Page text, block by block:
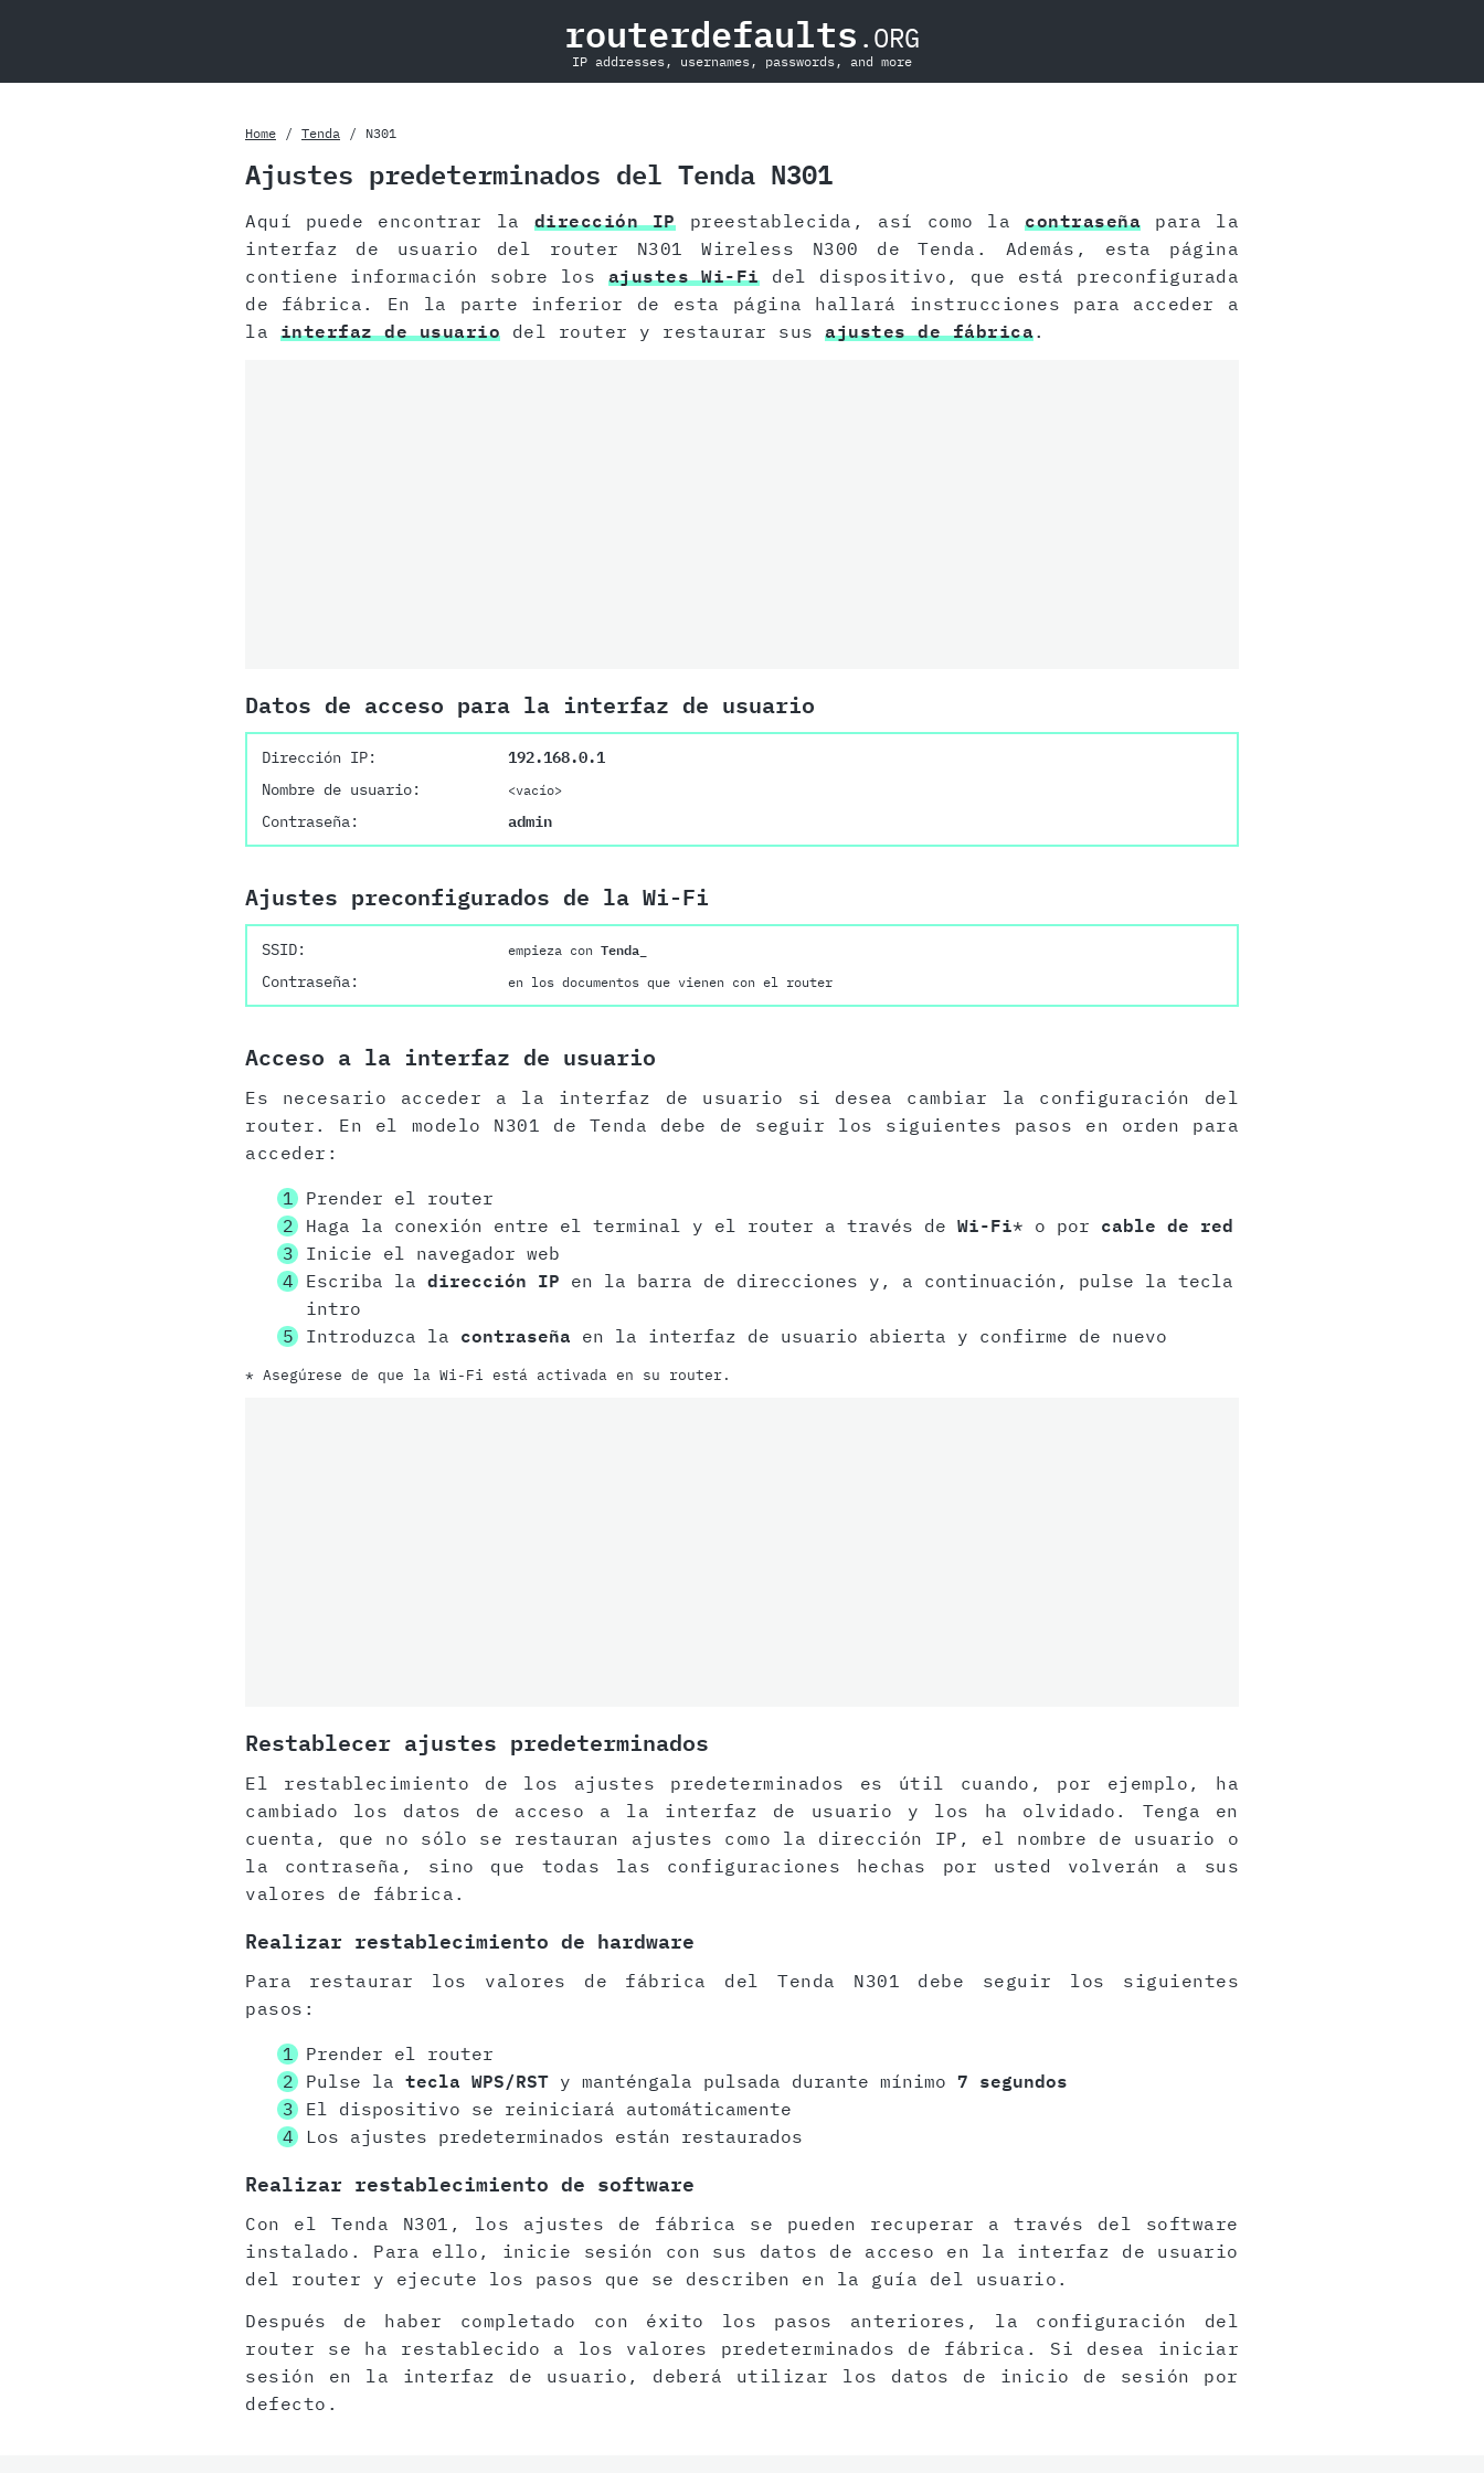
routerdefaults .ORG
IP addresses, usernames, passwords, and more
Home Tenda N301
Ajustes predeterminados del Tenda N301
Aquí puede encontrar la dirección IPpreestablecida, así como lacontraseña para la
interfaz de usuario del router N301 Wireless N300 de Tenda. Además, esta página
contiene información sobre los ajustes Wi-Fidel dispositivo, que está preconfigurada
de fábrica. En la parte inferior de esta página hallará instrucciones para acceder a
la interfaz de usuario del router y restaurar sus ajustes de fábrica.
Datos de acceso para la interfaz de usuario
Dirección IP:
192.168.0.1
Nombre de usuario:
<vacío>
Contraseña: admin
Ajustes preconfigurados de la Wi-Fi
SSID: empieza con Tenda_
Contraseña: en los documentos que vienen con el router
Acceso a la interfaz de usuario
Es necesario acceder a la interfaz de usuario si desea cambiar la configuración del
router. En el modelo N301 de Tenda debe de seguir los siguientes pasos en orden para
acceder:
Prender el router
Haga la conexión entre el terminal y el router a través de Wi-Fi* o por cable de red
Inicie el navegador web
Escriba la dirección IP en la barra de direcciones y, a continuación, pulse la tecla
intro
Introduzca la contraseña en la interfaz de usuario abierta y confirme de nuevo
* Asegúrese de que la Wi-Fi está activada en su router.
Restablecer ajustes predeterminados
El restablecimiento de los ajustes predeterminados es útil cuando, por ejemplo, ha
cambiado los datos de acceso a la interfaz de usuario y los ha olvidado. Tenga en
cuenta, que no sólo se restauran ajustes como la dirección IP, el nombre de usuario o
la contraseña, sino que todas las configuraciones hechas por usted volverán a sus
valores de fábrica.
Realizar restablecimiento de hardware
Para restaurar los valores de fábrica del Tenda N301 debe seguir los siguientes
pasos:
Prender el router
Pulse la tecla WPS/RSTy manténgala pulsada durante mínimo 7 segundos
El dispositivo se reiniciará automáticamente
Los ajustes predeterminados están restaurados
Realizar restablecimiento de software
Con el Tenda N301, los ajustes de fábrica se pueden recuperar a través del software
instalado. Para ello, inicie sesión con sus datos de acceso en la interfaz de usuario
del router y ejecute los pasos que se describen en la guía del usuario.
Después de haber completado con éxito los pasos anteriores, la configuración del
router se ha restablecido a los valores predeterminados de fábrica. Si desea iniciar
sesión en la interfaz de usuario, deberá utilizar los datos de inicio de sesión por
defecto.